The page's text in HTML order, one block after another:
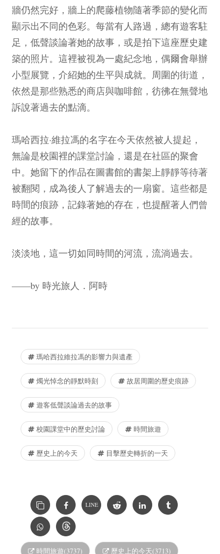
牆仍然完好，牆上的爬藤植物隨著季節的變化而
顯示出不同的色彩。每當有人路過，總有遊客駐
足，低聲談論著她的故事，或是拍下這座歷史建
築的照片。這裡被視為一處紀念地，偶爾會舉辦
小型展覽，介紹她的生平與成就。周圍的街道，
依然是那些熟悉的商店與咖啡館，彷彿在無聲地
訴說著過去的點滴。
瑪哈西拉·維拉馮的名字在今天依然被人提起，
無論是校園裡的課堂討論，還是在社區的聚會
中。她留下的作品在圖書館的書架上靜靜等待著
被翻閱，成為後人了解過去的一扇窗。這些都是
時間的痕跡，記錄著她的存在，也提醒著人們曾
經的故事。
淡淡地，這一切如同時間的河流，流淌過去。
——by 時光旅人．阿時
瑪哈西拉維拉馮的影響力與遺產
燭光悼念的靜默時刻 故居周圍的歷史痕跡
遊客低聲談論過去的故事
校園課堂中的歷史討論 時間旅遊
歷史上的今天 目擊歷史轉折的一天
LINE
時間旅遊(3737) 歷史上的今天(3713)